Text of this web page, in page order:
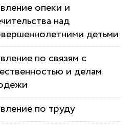
опеки и
над
детьми
по связям с
и делам
по труду